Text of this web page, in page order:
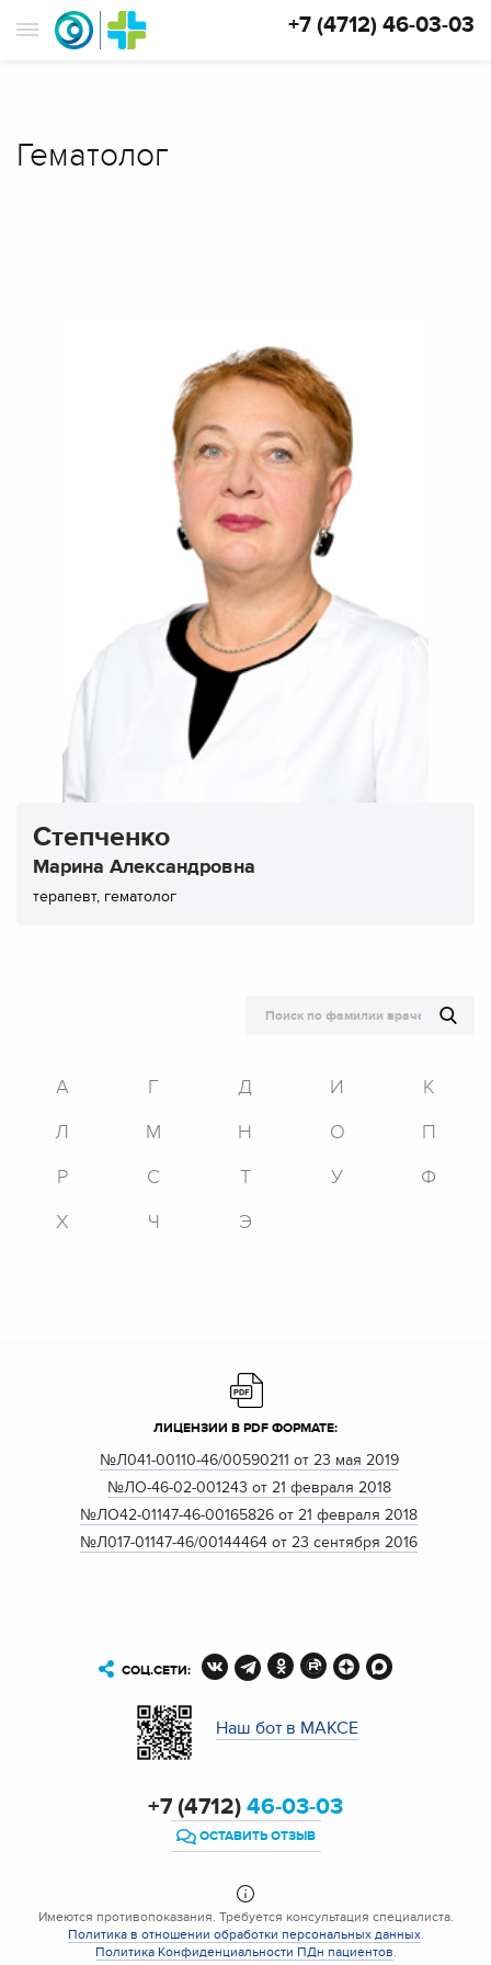
+7 (4712) 46-03-03
Гематолог
Степченко
Марина Александровна
терапевт, гематолог
А Г Д И
К
Л
М Н О
П
Р
С Т У
Ф
Х
Ч Э
ЛИЦЕНЗИИ В PDF ФОРМАТЕ:
№Л041-00110-46/00590211 от 23 мая 2019
№ЛО-46-02-001243 от 21 февраля 2018
№ЛО42-01147-46-00165826 от 21 февраля 2018
№Л017-01147-46/00144464 от 23 сентября 2016
СОЦ.СЕТИ:
Наш бот в МАКСЕ
+7 (4712)46-03-03
ОСТАВИТЬ ОТЗЫВ
Имеются противопоказания. Требуется консультация специалиста.
Политика в отношении обработки персональных данных.
Политика Конфиденциальности ПДн пациентов